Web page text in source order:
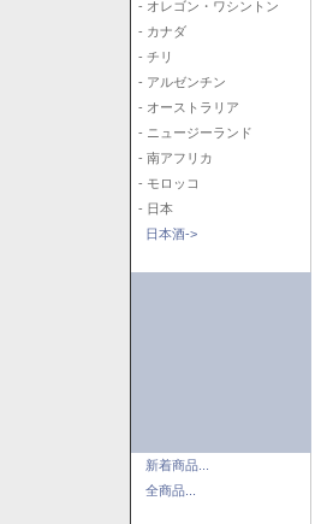
- オレゴン・ワシントン
- カナダ
- チリ
- アルゼンチン
- オーストラリア
- ニュージーランド
- 南アフリカ
- モロッコ
- 日本
日本酒->
新着商品...
全商品...